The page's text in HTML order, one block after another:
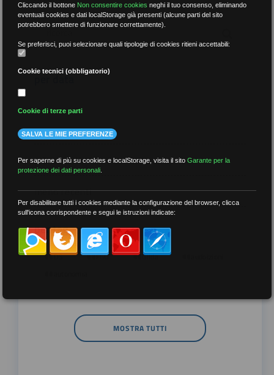
per data
più recenti
meno recenti
per tag
##DS ##FGU ##Gilda
MOSTRA TUTTI
Cliccando il bottone Non consentire cookies neghi il tuo consenso, eliminando
eventuali cookies e dati localStorage già presenti (alcune parti del sito
potrebbero smettere di funzionare correttamente).
Se preferisci, puoi selezionare quali tipologie di cookies ritieni accettabili:
Cookie tecnici (obbligatorio)
Cookie di terze parti
SALVA LE MIE PREFERENZE
Per saperne di più su cookies e localStorage, visita il sitoGarante per la
protezione dei dati personali
Per disabilitare tutti i cookies mediante la configurazione del browser, clicca
sull'icona corrispondente e segui le istruzioni indicate: